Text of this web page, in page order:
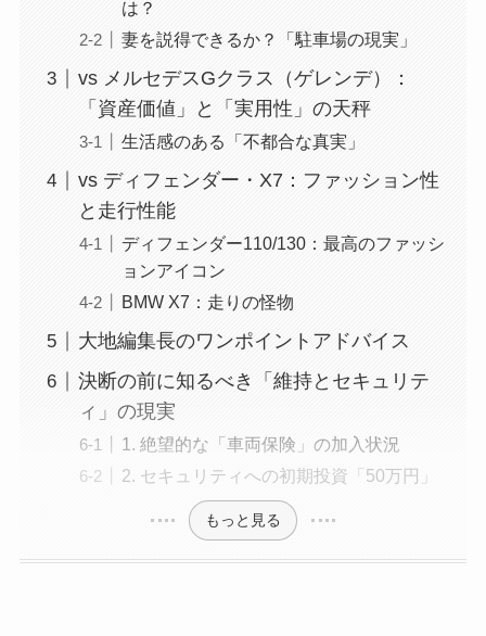
は？
妻を説得できるか？「駐車場の現実」
vs メルセデスGクラス（ゲレンデ）：
「資産価値」と「実用性」の天秤
生活感のある「不都合な真実」
vs ディフェンダー・X7：ファッション性
と走行性能
ディフェンダー110/130：最高のファッシ
ョンアイコン
BMW X7：走りの怪物
大地編集長のワンポイントアドバイス
決断の前に知るべき「維持とセキュリテ
ィ」の現実
1. 絶望的な「車両保険」の加入状況
2. セキュリティへの初期投資「50万円」
もっと見る